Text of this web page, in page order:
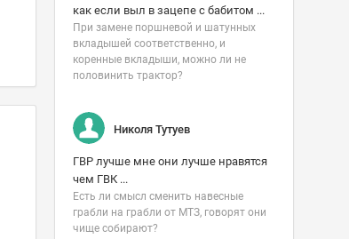
как если выл в зацепе с бабитом ...
При замене поршневой и шатунных
вкладышей соответственно, и
коренные вкладыши, можно ли не
половинить трактор?
Николя Тутуев
ГВР лучше мне они лучше нравятся
чем ГВК ...
Есть ли смысл сменить навесные
грабли на грабли от МТЗ, говорят они
чище собирают?